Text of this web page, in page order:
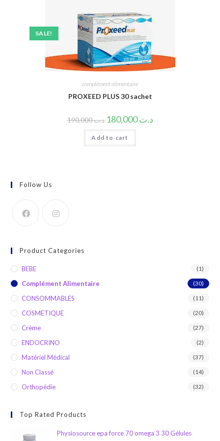
SALE!
complément alimentaire
PROXEED PLUS 30 sachet
د.ت190,000 د.ت180,000
Add to cart
Follow Us
Product Categories
BEBE (1)
Complément Alimentaire (30)
CONSOMMABLES (11)
COSMETIQUE (20)
Crème (27)
ENDOCRINO (2)
Matériel Médical (37)
Non Classé (14)
Orthopédie (32)
Top Rated Products
Physiosource epa force 70 omega 3 30 Gélules